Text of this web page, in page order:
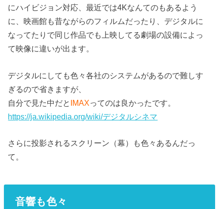
にハイビジョン対応、最近では4Kなんてのもあるよう
に、映画館も昔ながらのフィルムだったり、デジタルに
なってたりで同じ作品でも上映してる劇場の設備によっ
て映像に違いが出ます。
デジタルにしても色々各社のシステムがあるので難しす
ぎるので省きますが、
自分で見た中だと IMAXってのは良かったです。
https://ja.wikipedia.org/wiki/デジタルシネマ
さらに投影されるスクリーン（幕）も色々あるんだっ
て。
音響も色々